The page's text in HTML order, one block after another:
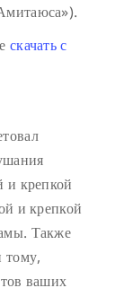
скачать с
и крепкой
и крепкой
Также
тому,
ваших